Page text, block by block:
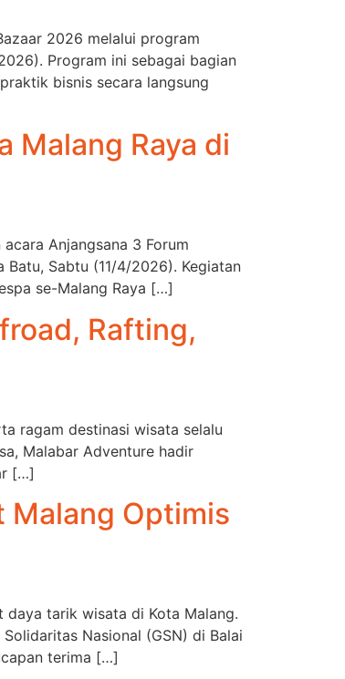
2026 melalui program
Program ini sebagai bagian
bisnis secara langsung
Malang Raya di
Anjangsana 3 Forum
Batu, Sabtu (11/4/2026). Kegiatan
se-Malang Raya […]
Rafting,
ragam destinasi wisata selalu
Malabar Adventure hadir
[…]
Malang Optimis
daya tarik wisata di Kota Malang.
Nasional (GSN) di Balai
terima […]